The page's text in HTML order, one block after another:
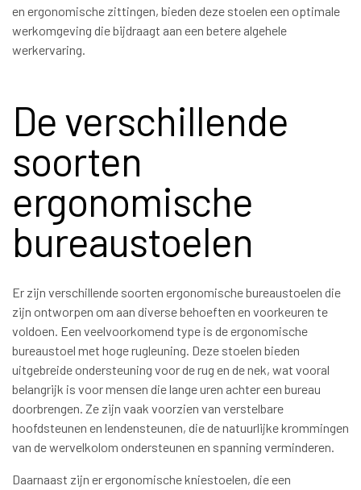
en ergonomische zittingen, bieden deze stoelen een optimale
werkomgeving die bijdraagt aan een betere algehele
werkervaring.
De verschillende
soorten
ergonomische
bureaustoelen
Er zijn verschillende soorten ergonomische bureaustoelen die
zijn ontworpen om aan diverse behoeften en voorkeuren te
voldoen. Een veelvoorkomend type is de ergonomische
bureaustoel met hoge rugleuning. Deze stoelen bieden
uitgebreide ondersteuning voor de rug en de nek, wat vooral
belangrijk is voor mensen die lange uren achter een bureau
doorbrengen. Ze zijn vaak voorzien van verstelbare
hoofdsteunen en lendensteunen, die de natuurlijke krommingen
van de wervelkolom ondersteunen en spanning verminderen.
Daarnaast zijn er ergonomische kniestoelen, die een